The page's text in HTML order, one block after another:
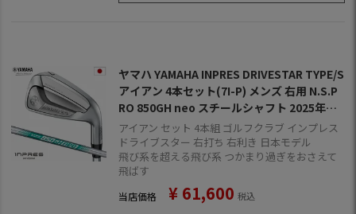
ヤマハ YAMAHA INPRES DRIVESTAR TYPE/S
アイアン 4本セット(7I-P) メンズ 右用 N.S.P
RO 850GH neo スチールシャフト 2025年モ
デル 日本正規品 ゴルフ ゴルフクラブ
アイアン セット 4本組 ゴルフクラブ インプレス
ドライブスター 右打ち 右利き 日本モデル
飛び系を超える飛び系 つかまり過ぎをおさえて
飛ばす
当店価格 ¥ 61,600 税込